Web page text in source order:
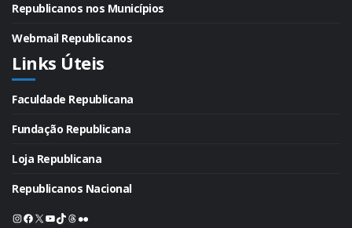
Republicanos nos Municípios
Webmail Republicanos
Links Úteis
Faculdade Republicana
Fundação Republicana
Loja Republicana
Republicanos Nacional
Instagram
Facebook
X Youtube
TikTok
Threads
Flickr